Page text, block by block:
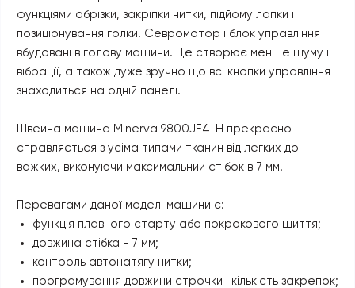
функціями обрізки, закріпки нитки, підйому лапки і
позиціонування голки. Севромотор і блок управління
вбудовані в голову машини. Це створює менше шуму і
вібрації, а також дуже зручно що всі кнопки управління
знаходиться на одній панелі.
Швейна машина Minerva 9800JE4-H прекрасно
справляється з усіма типами тканин від легких до
важких, виконуючи максимальний стібок в 7 мм.
Перевагами даної моделі машини є:
функція плавного старту або покрокового шиття;
довжина стібка - 7 мм;
контроль автонатягу нитки;
програмування довжини строчки і кількість закрепок;